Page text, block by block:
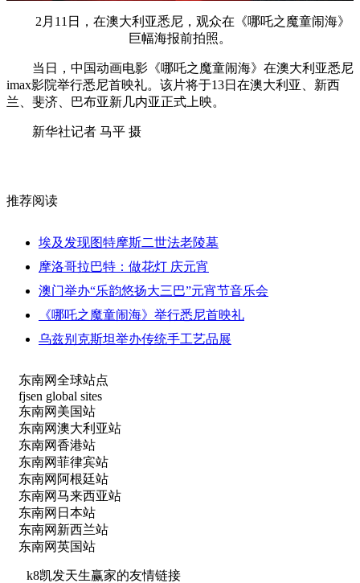
2月11日，在澳大利亚悉尼，观众在《哪吒之魔童闹海》
巨幅海报前拍照。
当日，中国动画电影《哪吒之魔童闹海》在澳大利亚悉尼
imax影院举行悉尼首映礼。该片将于13日在澳大利亚、新西
兰、斐济、巴布亚新几内亚正式上映。
新华社记者 马平 摄
推荐阅读
埃及发现图特摩斯二世法老陵墓
摩洛哥拉巴特：做花灯 庆元宵
澳门举办“乐韵悠扬大三巴”元宵节音乐会
《哪吒之魔童闹海》举行悉尼首映礼
乌兹别克斯坦举办传统手工艺品展
东南网全球站点
fjsen global sites
东南网美国站
东南网澳大利亚站
东南网香港站
东南网菲律宾站
东南网阿根廷站
东南网马来西亚站
东南网日本站
东南网新西兰站
东南网英国站
k8凯发天生赢家的友情链接